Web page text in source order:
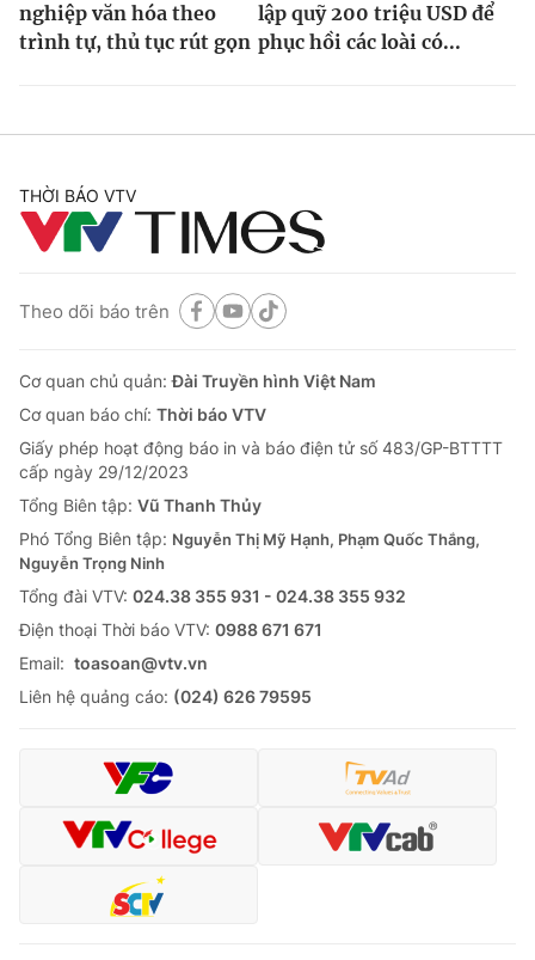
nghiệp văn hóa theo
trình tự, thủ tục rút gọn
lập quỹ 200 triệu USD để
phục hồi các loài có...
THỜI BÁO VTV
Theo dõi báo trên
Cơ quan chủ quản:Đài Truyền hình Việt Nam
Cơ quan báo chí: Thời báo VTV
Giấy phép hoạt động báo in và báo điện tử số 483/GP-BTTTT
cấp ngày 29/12/2023
Tổng Biên tập: Vũ Thanh Thủy
Phó Tổng Biên tập: Nguyễn Thị Mỹ Hạnh, Phạm Quốc Thắng,
Nguyễn Trọng Ninh
Tổng đài VTV: 024.38 355 931 - 024.38 355 932
Ðiện thoại Thời báo VTV: 0988 671 671
Email: toasoan@vtv.vn
Liên hệ quảng cáo: (024) 626 79595